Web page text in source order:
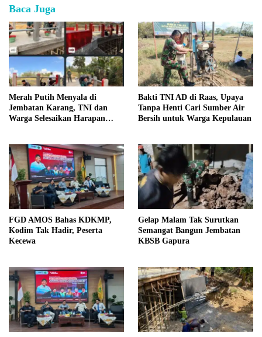
Baca Juga
Merah Putih Menyala di
Jembatan Karang, TNI dan
Warga Selesaikan Harapan
Bakti TNI AD di Raas, Upaya
Tanpa Henti Cari Sumber Air
Bersih untuk Warga Kepulauan
FGD AMOS Bahas KDKMP,
Kodim Tak Hadir, Peserta
Kecewa
Gelap Malam Tak Surutkan
Semangat Bangun Jembatan
KBSB Gapura